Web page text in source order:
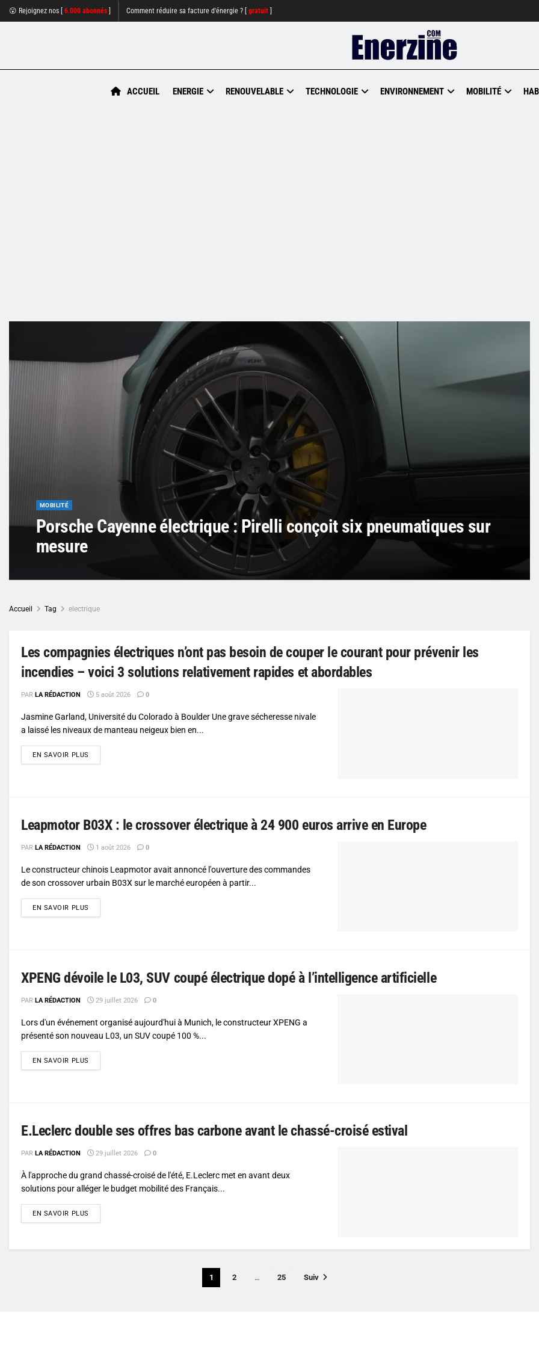
😮 Rejoignez nos [ 6.000 abonnés Comment réduire sa facture d'énergie ? [ gratuit
ACCUEIL ENERGIE RENOUVELABLE TECHNOLOGIE ENVIRONNEMENT MOBILITÉ
MOBILITÉ
Porsche Cayenne électrique : Pirelli conçoit six pneumatiques sur
mesure
Accueil Tag electrique
Les compagnies électriques n’ont pas besoin de couper le courant pour prévenir les
incendies – voici 3 solutions relativement rapides et abordables
PAR LA RÉDACTION 5 août 2026 0
Jasmine Garland, Université du Colorado à Boulder Une grave sécheresse nivale
a laissé les niveaux de manteau neigeux bien en...
EN SAVOIR PLUS
Leapmotor B03X : le crossover électrique à 24 900 euros arrive en Europe
PAR LA RÉDACTION 1 août 2026 0
Le constructeur chinois Leapmotor avait annoncé l'ouverture des commandes
de son crossover urbain B03X sur le marché européen à partir...
EN SAVOIR PLUS
XPENG dévoile le L03, SUV coupé électrique dopé à l’intelligence artificielle
PAR LA RÉDACTION 29 juillet 2026 0
Lors d'un événement organisé aujourd'hui à Munich, le constructeur XPENG a
présenté son nouveau L03, un SUV coupé 100 %...
EN SAVOIR PLUS
E.Leclerc double ses offres bas carbone avant le chassé-croisé estival
PAR LA RÉDACTION 29 juillet 2026 0
À l'approche du grand chassé-croisé de l'été, E.Leclerc met en avant deux
solutions pour alléger le budget mobilité des Français...
EN SAVOIR PLUS
1 2 … 25 Suiv